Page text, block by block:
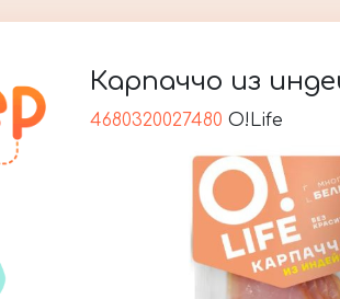
Карпаччо из
4680320027480 O!Life